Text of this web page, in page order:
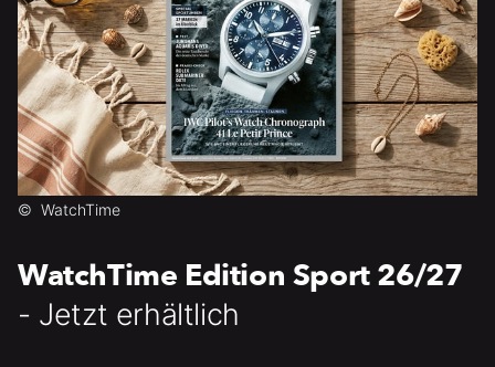
© WatchTime
WatchTime Edition Sport 26/27
- Jetzt erhältlich